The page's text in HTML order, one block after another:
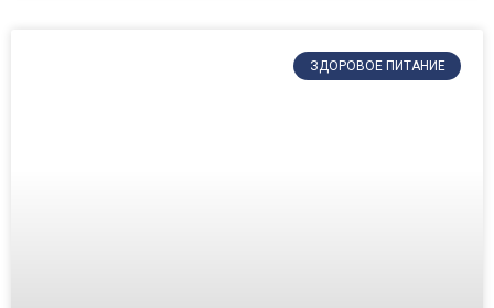
ЗДОРОВОЕ ПИТАНИЕ